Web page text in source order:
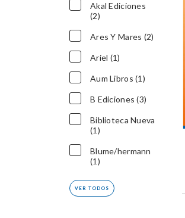
Akal Ediciones
(2)
Ares Y Mares (2)
Ariel (1)
Aum Libros (1)
B Ediciones (3)
Biblioteca Nueva
(1)
Blume/hermann
(1)
VER TODOS